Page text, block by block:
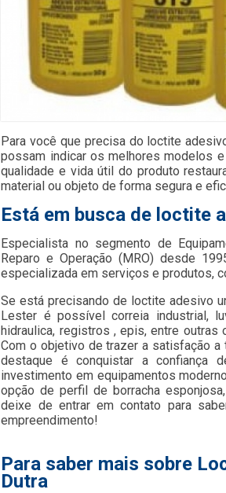
Para você que precisa do loctite
possam indicar os melhores modelos
qualidade e vida útil do produto
material ou objeto de forma segura e
Está em busca de loctite
Especialista no segmento de
Reparo e Operação (MRO) desde
especializada em serviços e produtos,
Se está precisando de loctite adesivo
Lester é possível correia industrial,
hidraulica, registros , epis, entre
Com o objetivo de trazer a satisfação
destaque é conquistar a confiança
investimento em equipamentos
opção de perfil de borracha
deixe de entrar em contato para
empreendimento!
Para saber mais sobre
Dutra